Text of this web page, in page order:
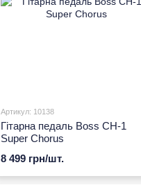
Артикул: 10138
Гітарна педаль Boss CH-1
Super Chorus
8 499 грн/шт.